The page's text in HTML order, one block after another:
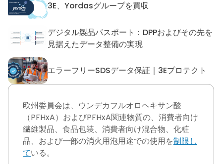
3E、Yordasグループを買収3E、Yordasグループを買収
デジタル製品パスポート：DPPおよびその先を
見据えたデータ整備の実現デジタル製品パスポート：
エラーフリーSDSデータ保証｜3Eプロテクト
エラーフリーSDSデータ保証
欧州委員会は、ウンデカフルオロヘキサン酸
（PFHxA）およびPFHxA関連物質の、消費者向け
繊維製品、食品包装、消費者向け混合物、化粧
品、および一部の消火用泡用途での使用を制限し
ている。